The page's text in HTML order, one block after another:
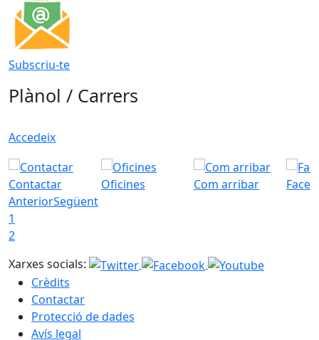
Subscriu-te
Plànol / Carrers
Accedeix
Contactar Oficines Com arribar
AnteriorSegüent
1
2
Xarxes socials:
Crèdits
Contactar
Protecció de dades
Avís legal